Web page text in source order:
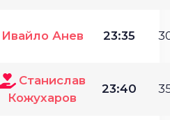
Ивайло Анев 23:35
Станислав
Кожухаров
23:40